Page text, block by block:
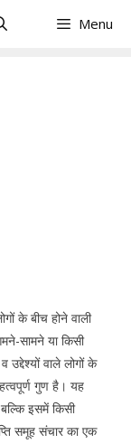
Menu
के बीच होने वाली
सामने या किसी
उद्देश्यों वाले लोगों के
गुण है। यह
इसमें किसी
समूह संचार का एक